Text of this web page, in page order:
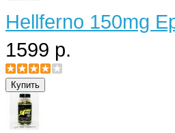
Hellferno 150mg
1599 р.